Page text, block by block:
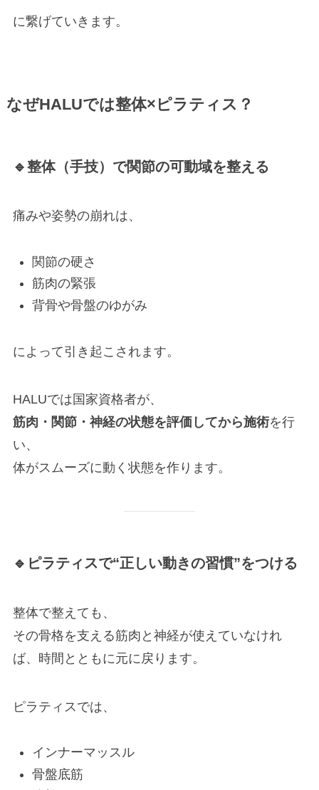
に繋げていきます。
なぜHALUでは整体×ピラティス？
🔹整体（手技）で関節の可動域を整える
痛みや姿勢の崩れは、
関節の硬さ
筋肉の緊張
背骨や骨盤のゆがみ
によって引き起こされます。
HALUでは国家資格者が、
筋肉・関節・神経の状態を評価してから施術を行
い、
体がスムーズに動く状態を作ります。
🔹ピラティスで“正しい動きの習慣”をつける
整体で整えても、
その骨格を支える筋肉と神経が使えていなけれ
ば、時間とともに元に戻ります。
ピラティスでは、
インナーマッスル
骨盤底筋